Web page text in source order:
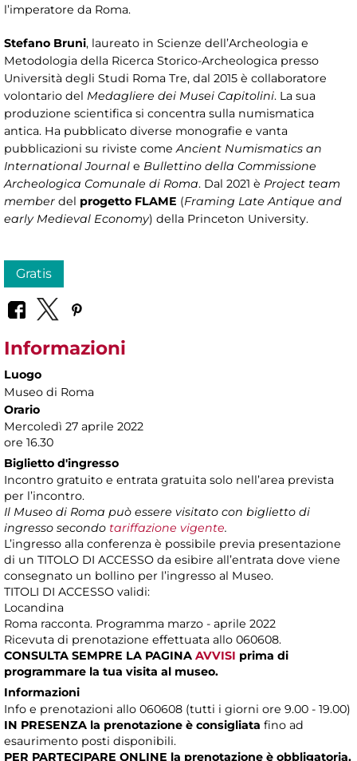
l’imperatore da Roma.
Stefano Bruni, laureato in Scienze dell’Archeologia e
Metodologia della Ricerca Storico-Archeologica presso
Università degli Studi Roma Tre, dal 2015 è collaboratore
volontario del Medagliere dei Musei Capitolini. La sua
produzione scientifica si concentra sulla numismatica
antica. Ha pubblicato diverse monografie e vanta
pubblicazioni su riviste comeAncient Numismatics an
International Journal e Bullettino della Commissione
Archeologica Comunale di Roma. Dal 2021 è Project team
member del progetto FLAME (Framing Late Antique and
early Medieval Economy) della Princeton University.
Gratis
Informazioni
Luogo
Museo di Roma
Orario
Mercoledì 27 aprile 2022
ore 16.30
Biglietto d'ingresso
Incontro gratuito e entrata gratuita solo nell’area prevista
per l’incontro.
Il Museo di Roma può essere visitato con biglietto di
ingresso secondo tariffazione vigente.
L’ingresso alla conferenza è possibile previa presentazione
di un TITOLO DI ACCESSO da esibire all’entrata dove viene
consegnato un bollino per l’ingresso al Museo.
TITOLI DI ACCESSO validi:
Locandina
Roma racconta. Programma marzo - aprile 2022
Ricevuta di prenotazione effettuata allo 060608.
CONSULTA SEMPRE LA PAGINA AVVISI prima di
programmare la tua visita al museo.
Informazioni
Info e prenotazioni allo 060608 (tutti i giorni ore 9.00 - 19.00)
IN PRESENZA la prenotazione è consigliata fino ad
esaurimento posti disponibili.
PER PARTECIPARE ONLINE la prenotazione è obbligatoria.